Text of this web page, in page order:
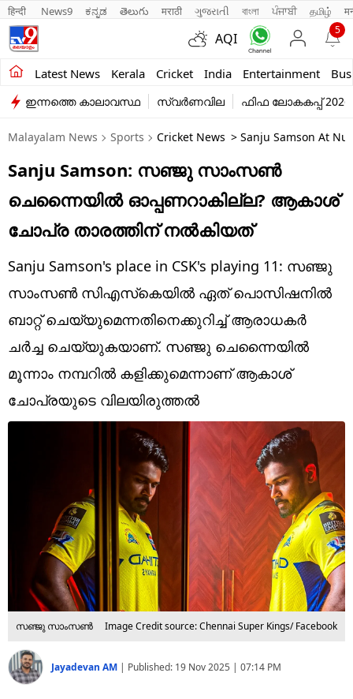
हिन्दी News9 ಕನ್ನಡ తెలుగు मराठी ગુજરાતી বাংলা ਪੰਜਾਬੀ தமிழ்
AQI
5
Latest News Kerala Cricket India Entertainment
Kerala
India
Entertainment
Business
Education
Lifestyle
world
Technology
Religion
Short Videos
ഇന്നത്തെ കാലാവസ്ഥ സ്വർണവില ഫിഫ ലോകകപ്പ് 2026
Malayalam News Sports Cricket News > Sanju Samson At
Sanju Samson: സഞ്ജു സാംസണ്‍
ചെന്നൈയില്‍ ഓപ്പണറാകില്ല? ആകാശ്
ചോപ്ര താരത്തിന് നല്‍കിയത്‌
Sanju Samson's place in CSK's playing 11: സഞ്ജു
സാംസണ്‍ സിഎസ്‌കെയില്‍ ഏത് പൊസിഷനില്‍
ബാറ്റ് ചെയ്യുമെന്നതിനെക്കുറിച്ച് ആരാധകര്‍
ചര്‍ച്ച ചെയ്യുകയാണ്. സഞ്ജു ചെന്നൈയില്‍
മൂന്നാം നമ്പറില്‍ കളിക്കുമെന്നാണ് ആകാശ്
ചോപ്രയുടെ വിലയിരുത്തല്‍
സഞ്ജു സാംസൺ Image Credit source: Chennai Super Kings/ Facebook
Jayadevan AM | Published: 19 Nov 2025 | 07:14 PM